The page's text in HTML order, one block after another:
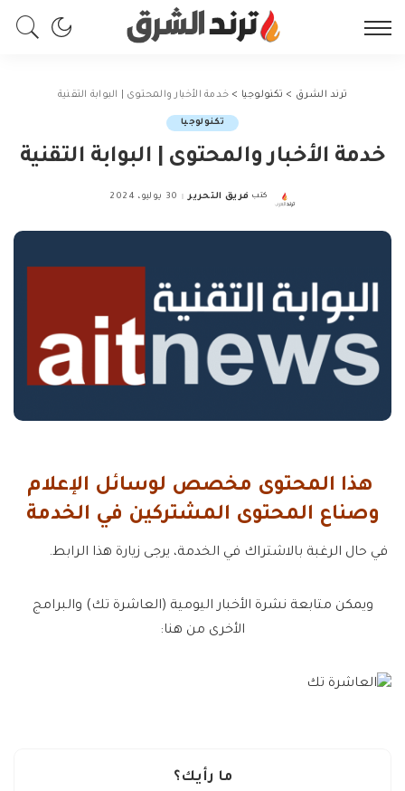
ترند الشرق > تكنولوجيا > خدمة الأخبار والمحتوى | البوابة التقنية
تكنولوجيا
خدمة الأخبار والمحتوى | البوابة التقنية
Posted
كتب فريق التحرير 30 يوليو، 2024
هذا المحتوى مخصص لوسائل الإعلام
وصناع المحتوى المشتركين في الخدمة
في حال الرغبة بالاشتراك في الخدمة، يرجى زيارة هذا الرابط.
ويمكن متابعة نشرة الأخبار اليومية (العاشرة تك) والبرامج
الأخرى من هنا:
ما رأيك؟